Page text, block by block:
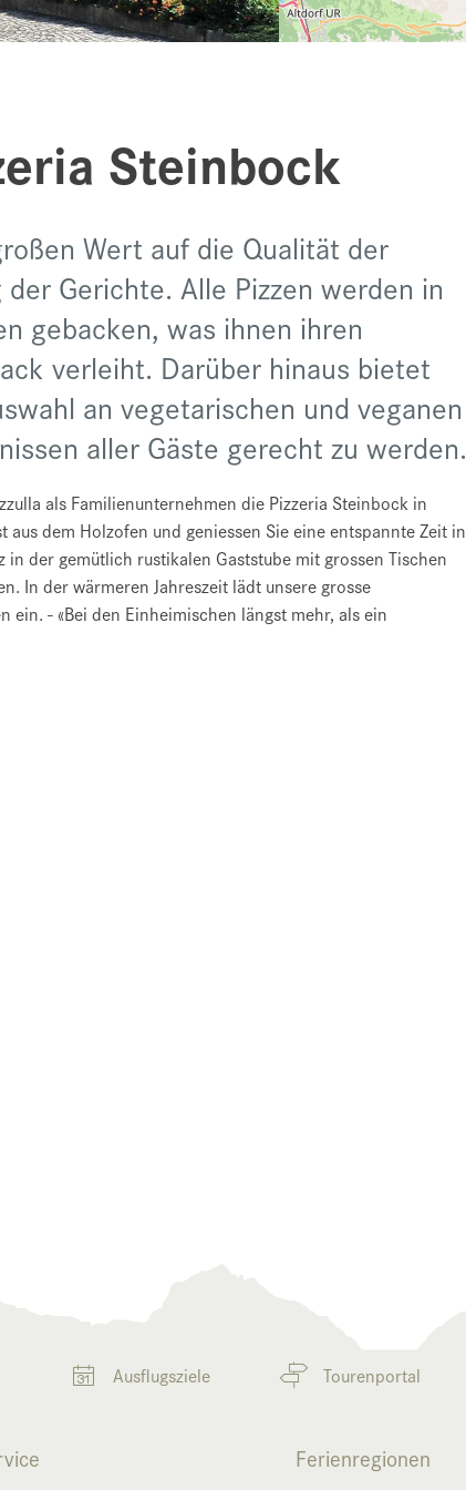
Steinbock
Wert auf die Qualität der
Gerichte. Alle Pizzen werden in
gebacken, was ihnen ihren
verleiht. Darüber hinaus bietet
an vegetarischen und veganen
aller Gäste gerecht zu werden.
als Familienunternehmen die Pizzeria Steinbock in
dem Holzofen und geniessen Sie eine entspannte Zeit in
in der gemütlich rustikalen Gaststube mit grossen Tischen
In der wärmeren Jahreszeit lädt unsere grosse
- «Bei den Einheimischen längst mehr, als ein
Ausflugsziele Tourenportal
Ferienregionen